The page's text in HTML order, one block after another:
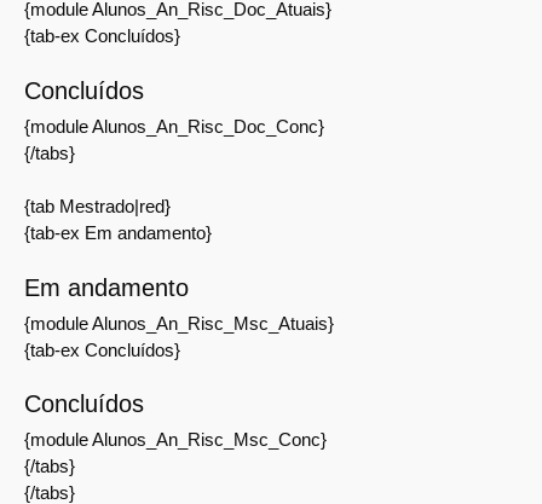
{module Alunos_An_Risc_Doc_Atuais}
{tab-ex Concluídos}
Concluídos
{module Alunos_An_Risc_Doc_Conc}
{/tabs}
{tab Mestrado|red}
{tab-ex Em andamento}
Em andamento
{module Alunos_An_Risc_Msc_Atuais}
{tab-ex Concluídos}
Concluídos
{module Alunos_An_Risc_Msc_Conc}
{/tabs}
{/tabs}